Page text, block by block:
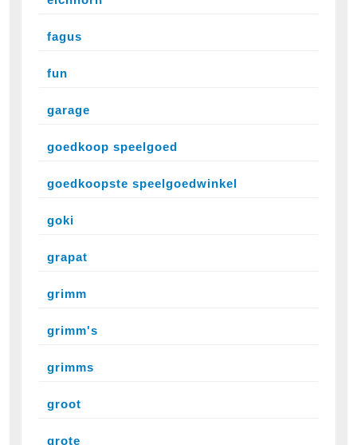
fagus
fun
garage
goedkoop speelgoed
goedkoopste speelgoedwinkel
goki
grapat
grimm
grimm's
grimms
groot
grote